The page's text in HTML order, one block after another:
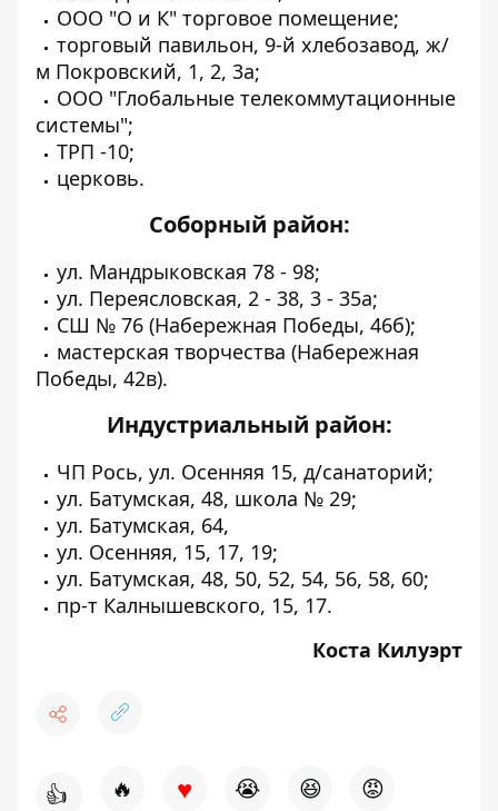
ООО "О и К" торговое помещение;
торговый павильон, 9-й хлебозавод, ж/
м Покровский, 1, 2, 3а;
ООО "Глобальные телекоммутационные
системы";
ТРП -10;
церковь.
Соборный район:
ул. Мандрыковская 78 - 98;
ул. Переясловская, 2 - 38, 3 - 35а;
СШ № 76 (Набережная Победы, 46б);
мастерская творчества (Набережная
Победы, 42в).
Индустриальный район:
ЧП Рось, ул. Осенняя 15, д/санаторий;
ул. Батумская, 48, школа № 29;
ул. Батумская, 64,
ул. Осенняя, 15, 17, 19;
ул. Батумская, 48, 50, 52, 54, 56, 58, 60;
пр-т Калнышевского, 15, 17.
Коста Килуэрт
👍 🔥 ♥ 😭 😆 😡